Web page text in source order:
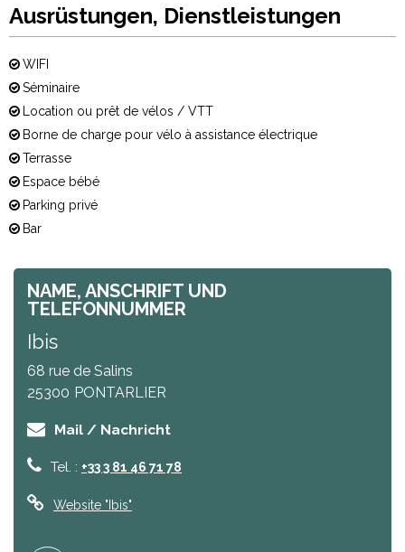
Ausrüstungen, Dienstleistungen
WIFI
Séminaire
Location ou prêt de vélos / VTT
Borne de charge pour vélo à assistance électrique
Terrasse
Espace bébé
Parking privé
Bar
NAME, ANSCHRIFT UND
TELEFONNUMMER
Ibis
68 rue de Salins
25300 PONTARLIER
Mail / Nachricht
Tel. : +33 3 81 46 71 78
Website "Ibis"